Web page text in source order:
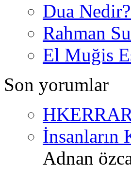
Dua
Rahman
El Muğis
Son yorumlar
İnsanların
Adnan